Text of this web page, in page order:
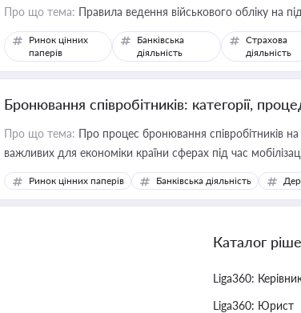
Про що тема: Правила ведення військового обліку на
Ринок цінних
паперів
Банківська
діяльність
Страхова
діяльність
Бронювання співробітників: категорії,
Про що тема: Про процес бронювання співробітників
важливих для економіки країни сферах під час
Ринок цінних паперів Банківська діяльність
Каталог
Liga360:
Liga360: Юрист